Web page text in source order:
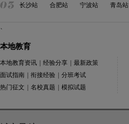
长沙站
合肥站 宁波站 青岛站
、
本地教育
本地教育资讯 经验分享
最新政策
面试指南
衔接经验
分班考试
热门征文
名校真题 模拟试题